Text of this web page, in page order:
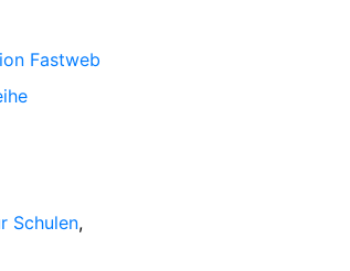
Fastweb
Schulen,